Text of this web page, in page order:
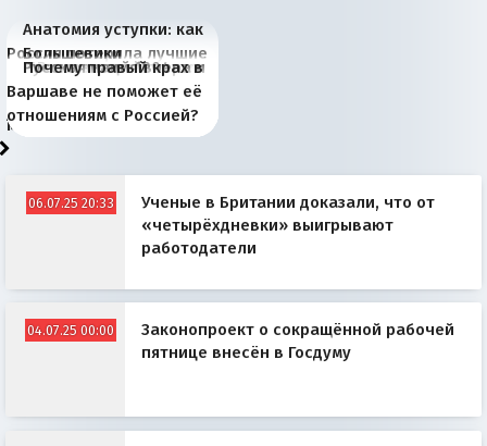
Анатомия уступки: как
Россия потеряла лучшие
рыбопромысловые
районы Баренцева
моря
Большевики
отличаются от «Яблока»
тем, что они -
победители
Киевская марионетка
Запада рассказала о
«переобувании» хозяев
В России назрели
перемены: 15 шагов к
суверенной экономике
Миграционный пожар
Европы
Россия начинает
сбрасывать балласт
Анкориджа
Россия зимой 1904
года: первые уступки во
внутренней политике
Русская нация вчера и
сегодня
Почему правый крах в
Варшаве не поможет её
отношениям с Россией?
06.07.25 20:33
Ученые в Британии доказали, что от
«четырёхдневки» выигрывают
работодатели
04.07.25 00:00
Законопроект о сокращённой рабочей
пятнице внесён в Госдуму